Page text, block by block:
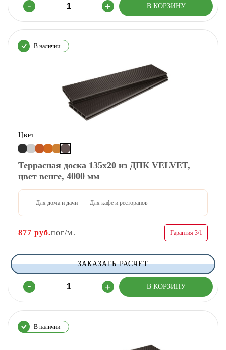
В наличии
Цвет:
Террасная доска 135х20 из ДПК VELVET,
цвет венге, 4000 мм
Для дома и дачи Для кафе и ресторанов
877 руб.пог/м. Гарантия 3/1
ЗАКАЗАТЬ РАСЧЕТ
В наличии